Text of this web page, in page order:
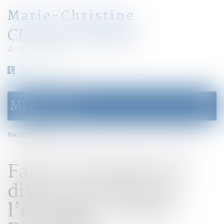
Marie-Christine
CLARAZ-MURAT
avocat
le
menu
MENU
Vous êtes ici :
Faire reconnaitre un
divorce prononcé à
l’étranger - France-